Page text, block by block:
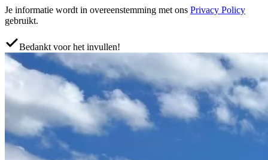
Je informatie wordt in overeenstemming met ons Privacy Policy
gebruikt.
Bedankt voor het invullen!